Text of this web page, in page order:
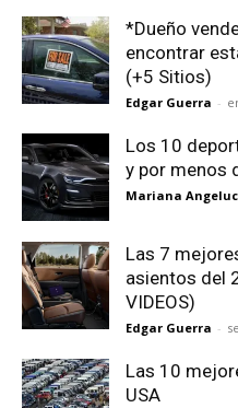
*Dueño
encontrar
(+5 Sitios)
Edgar Guerra -
Los 10
y por menos
Mariana
Las 7
asientos del
VIDEOS)
Edgar Guerra -
Las 10
USA